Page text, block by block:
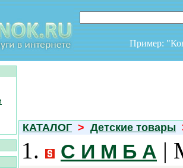
Пример:
КАТАЛОГ > Детские товары
1. С И М Б А |